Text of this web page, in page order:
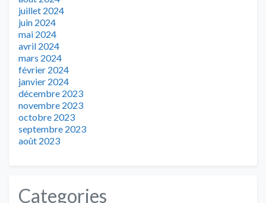
juillet 2024
juin 2024
mai 2024
avril 2024
mars 2024
février 2024
janvier 2024
décembre 2023
novembre 2023
octobre 2023
septembre 2023
août 2023
Categories